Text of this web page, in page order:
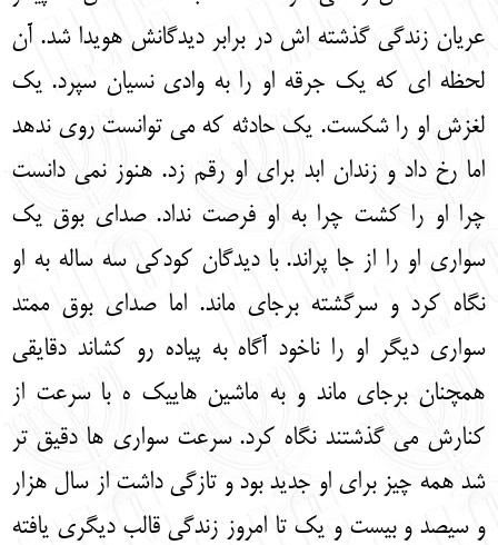
عریان زندگی گذشته اش در برابر دیدگانش هویدا شد. آن
لحظه ای که یک جرقه او را به وادی نسیان سپرد. یک
لغزش او را شکست. یک حادثه که می توانست روی ندهد
اما رخ داد و زندان ابد برای او رقم زد. هنوز نمی دانست
چرا او را کشت چرا به او فرصت نداد. صدای بوق یک
سواری او را از جا پراند. با دیدگان کودکی سه ساله به او
نگاه کرد و سرگشته برجای ماند. اما صدای بوق ممتد
سواری دیگر او را ناخود آگاه به پیاده رو کشاند دقایقی
همچنان برجای ماند و به ماشین هاییک ه با سرعت از
کنارش می گذشتند نگاه کرد. سرعت سواری ها دقیق تر
شد همه چیز برای او جدید بود و تازگی داشت از سال هزار
و سیصد و بیست و یک تا امروز زندگی قالب دیگری یافته